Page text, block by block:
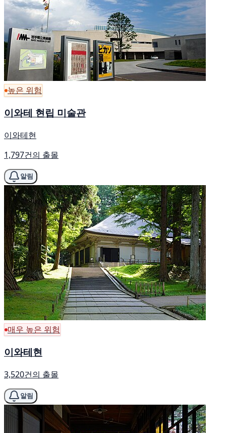
높은 위험
이와테 현립 미술관
이와테현
1,797건의 출몰
알림
매우 높은 위험
이와테현
3,520건의 출몰
알림